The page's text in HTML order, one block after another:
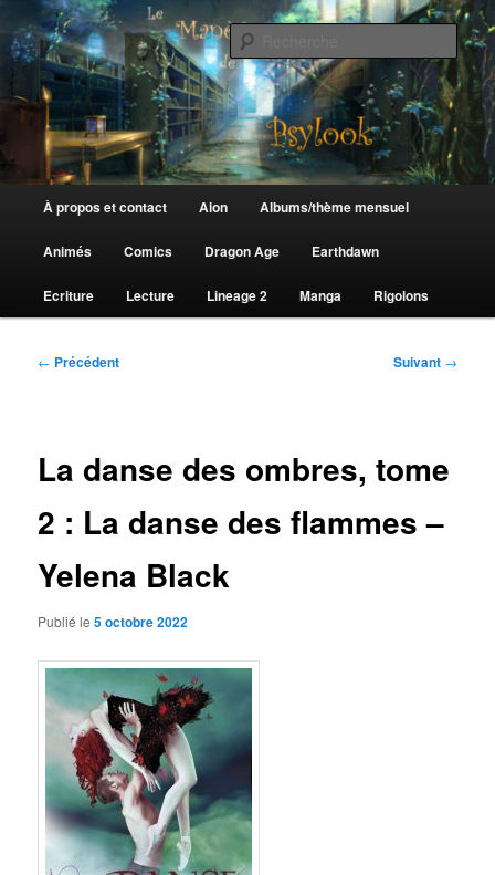
au
contenu
principalLe Manège de Psylook
principal
À propos et contact Aion Albums/thème mensuel
Animés Comics Dragon Age Earthdawn
Ecriture Lecture Lineage 2 Manga Rigolons
Navigation
← Précédent Suivant →
La danse des ombres, tome
2 : La danse des flammes –
Yelena Black
Publié le5 octobre 2022